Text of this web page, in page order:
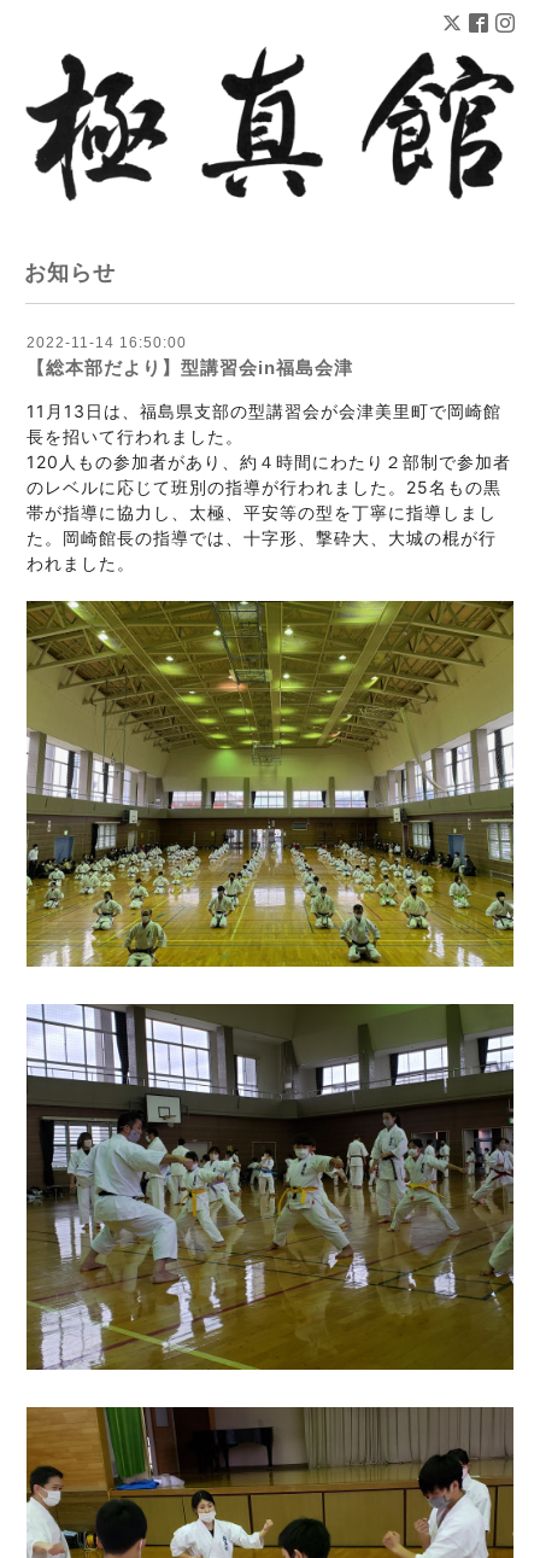
お知らせ
2022-11-14 16:50:00
【総本部だより】型講習会in福島会津
11月13日は、福島県支部の型講習会が会津美里町で岡崎館
長を招いて行われました。
120人もの参加者があり、約４時間にわたり２部制で参加者
のレベルに応じて班別の指導が行われました。25名もの黒
帯が指導に協力し、太極、平安等の型を丁寧に指導しまし
た。岡崎館長の指導では、十字形、撃砕大、大城の棍が行
われました。